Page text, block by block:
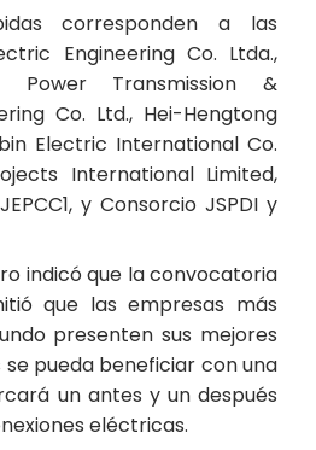
corresponden a las
Engineering Co. Ltda.,
Power Transmission &
Co. Ltd., Hei-Hengtong
Electric International Co.
International Limited,
y Consorcio JSPDI y
indicó que la convocatoria
que las empresas más
presenten sus mejores
pueda beneficiar con una
un antes y un después
eléctricas.